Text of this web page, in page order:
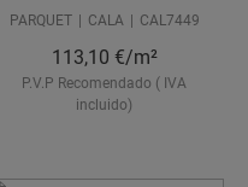
PARQUET CALA CAL7449
113,10 €/m²
P.V.P Recomendado ( IVA
incluido)